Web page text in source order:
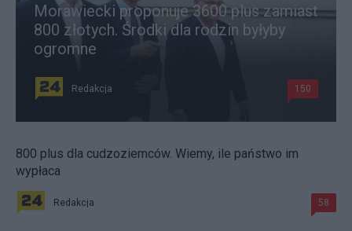
Morawiecki proponuje 3600 plus zamiast
800 złotych. Środki dla rodzin byłyby
ogromne
Redakcja 150
800 plus dla cudzoziemców. Wiemy, ile państwo im
wypłaca
Redakcja 58